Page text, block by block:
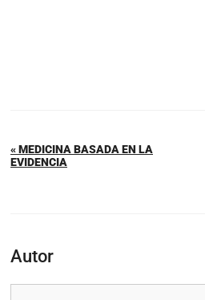
« MEDICINA BASADA EN LA
EVIDENCIA
Autor